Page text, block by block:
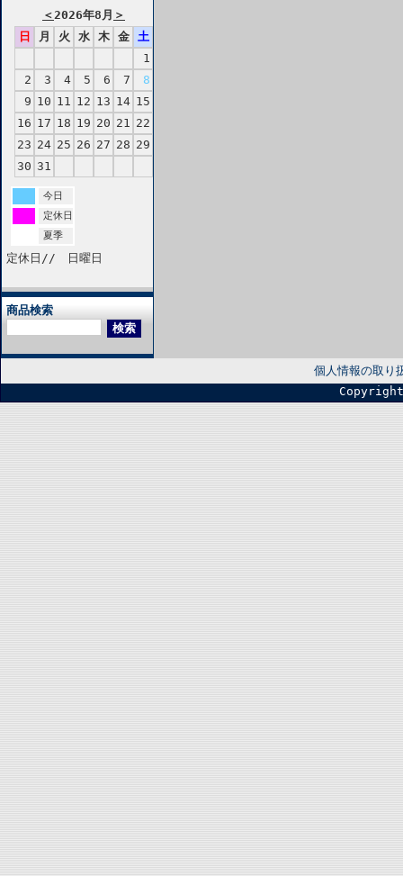
＜2026年8月 ＞
日
月 火 水 木 金
土
1
2
3 4 5 6 7
8
9 10 11 12 13 14 15
16 17 18 19 20 21 22
23 24 25 26 27 28 29
30 31
今日
定休日
夏季
定休日// 日曜日
商品検索
個人情報の取り